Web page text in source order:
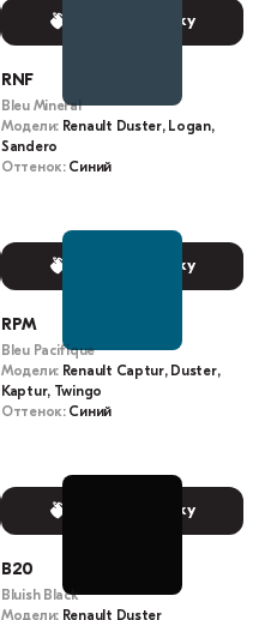
Выбрать краску
RNF
Bleu Mineral
Модели: Renault Duster, Logan,
Sandero
Оттенок: Синий
Выбрать краску
RPM
Bleu Pacifique
Модели: Renault Captur, Duster,
Kaptur, Twingo
Оттенок: Синий
Выбрать краску
B20
Bluish Black
Модели: Renault Duster